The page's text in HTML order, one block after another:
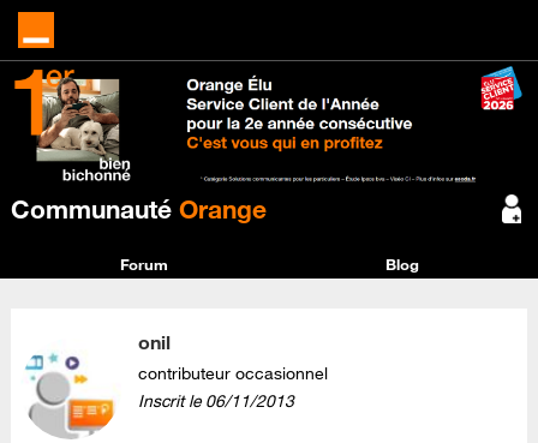
Communauté Orange
Forum Blog
onil
contributeur occasionnel
Inscrit le‎06/11/2013